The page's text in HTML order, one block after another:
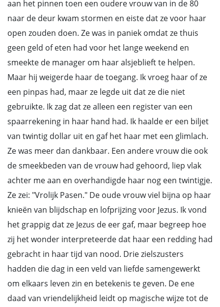
aan het pinnen toen een oudere vrouw van in de 80
naar de deur kwam stormen en eiste dat ze voor haar
open zouden doen. Ze was in paniek omdat ze thuis
geen geld of eten had voor het lange weekend en
smeekte de manager om haar alsjeblieft te helpen.
Maar hij weigerde haar de toegang. Ik vroeg haar of ze
een pinpas had, maar ze legde uit dat ze die niet
gebruikte. Ik zag dat ze alleen een register van een
spaarrekening in haar hand had. Ik haalde er een biljet
van twintig dollar uit en gaf het haar met een glimlach.
Ze was meer dan dankbaar. Een andere vrouw die ook
de smeekbeden van de vrouw had gehoord, liep vlak
achter me aan en overhandigde haar nog een twintigje.
Ze zei: "Vrolijk Pasen." De oude vrouw viel bijna op haar
knieën van blijdschap en lofprijzing voor Jezus. Ik vond
het grappig dat ze Jezus de eer gaf, maar begreep hoe
zij het wonder interpreteerde dat haar een redding had
gebracht in haar tijd van nood. Drie zielszusters
hadden die dag in een veld van liefde samengewerkt
om elkaars leven zin en betekenis te geven. De ene
daad van vriendelijkheid leidt op magische wijze tot de